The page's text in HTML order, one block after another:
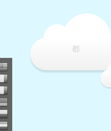
都